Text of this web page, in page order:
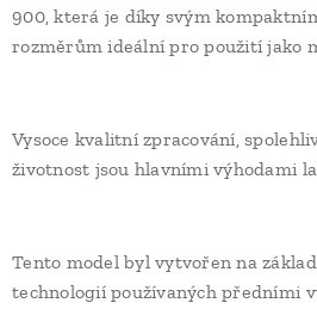
900, která je díky svým
rozměrům ideální pro použití jako
Vysoce kvalitní zpracování,
životnost jsou hlavními výhodami
Tento model byl vytvořen na
technologií používaných předními